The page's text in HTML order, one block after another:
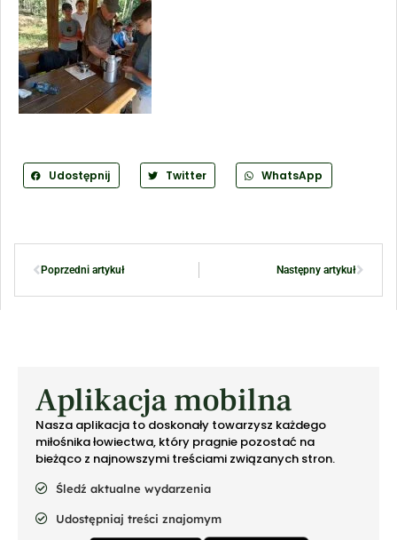
Udostępnij Twitter WhatsApp
Poprzedni artykuł Następny artykuł
Aplikacja mobilna
Nasza aplikacja to doskonały towarzysz każdego
miłośnika łowiectwa, który pragnie pozostać na
bieżąco z najnowszymi treściami związanych stron.
Śledź aktualne wydarzenia
Udostępniaj treści znajomym